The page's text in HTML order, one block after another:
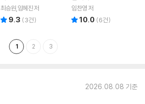
최승원,임혜진 저
9.3 (3건)
임찬영 저
10.0 (6건)
1 2 3
2026.08.08 기준